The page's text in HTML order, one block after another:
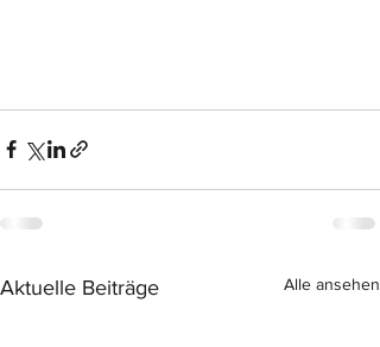
Aktuelle Beiträge Alle ansehen